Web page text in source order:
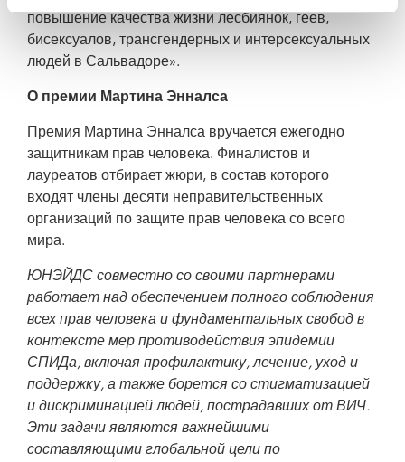
повышение качества жизни лесбиянок, геев,
бисексуалов, трансгендерных и интерсексуальных
людей в Сальвадоре».
О премии Мартина Энналса
Премия Мартина Энналса вручается ежегодно
защитникам прав человека. Финалистов и
лауреатов отбирает жюри, в состав которого
входят члены десяти неправительственных
организаций по защите прав человека со всего
мира.
ЮНЭЙДС совместно со своими партнерами
работает над обеспечением полного соблюдения
всех прав человека и фундаментальных свобод в
контексте мер противодействия эпидемии
СПИДа, включая профилактику, лечение, уход и
поддержку, а также борется со стигматизацией
и дискриминацией людей, пострадавших от ВИЧ.
Эти задачи являются важнейшими
составляющими глобальной цели по